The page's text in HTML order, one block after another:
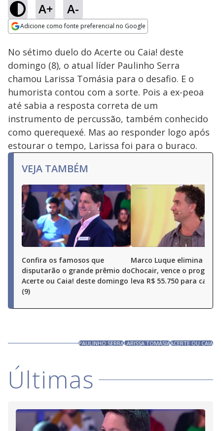
A+ A-
Adicione como fonte preferencial no Google
Ativar
Loaded:
16.75%
No sétimo duelo do Acerte ou Caia! deste
domingo (8), o atual líder Paulinho Serra
chamou Larissa Tomásia para o desafio. E o
humorista contou com a sorte. Pois a ex-peoa
até sabia a resposta correta de um
instrumento de percussão, também conhecido
como querequexé. Mas ao responder logo após
estourar o tempo, Larissa foi para o buraco.
VEJA TAMBÉM
Confira os famosos que
disputarão o grande prêmio do
Acerte ou Caia! deste domingo
(9)
Marco Luque elimina
Chocair, vence o
leva R$ 55.750 para casa
PAULINHO SERRALARISSA TOMÁSIAACERTE OU CAIA
Últimas